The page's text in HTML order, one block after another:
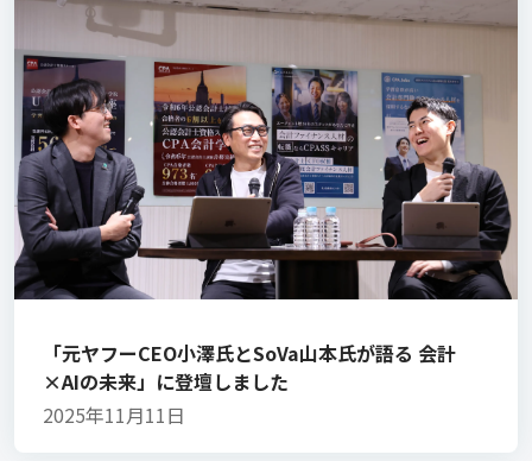
「元ヤフーCEO小澤氏とSoVa山本氏が語る 会計
×AIの未来」に登壇しました
2025年11月11日